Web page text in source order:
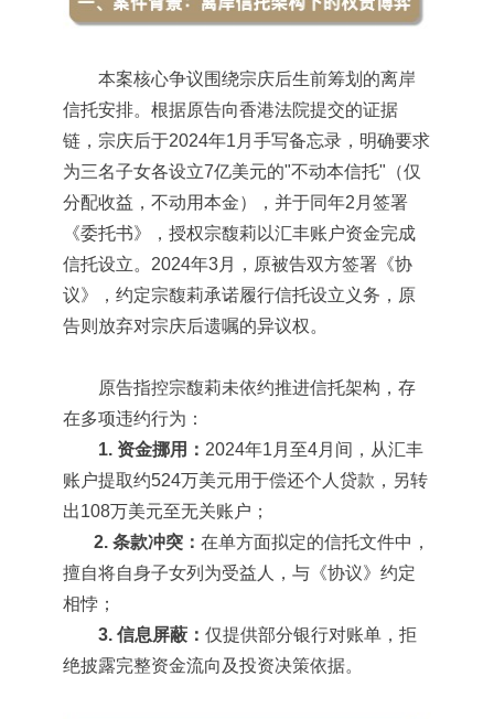
本案核心争议围绕宗庆后生前筹划的离岸
信托安排。根据原告向香港法院提交的证据
链，宗庆后于2024年1月手写备忘录，明确要求
为三名子女各设立7亿美元的"不动本信托"（仅
分配收益，不动用本金），并于同年2月签署
《委托书》，授权宗馥莉以汇丰账户资金完成
信托设立。2024年3月，原被告双方签署《协
议》，约定宗馥莉承诺履行信托设立义务，原
告则放弃对宗庆后遗嘱的异议权。
原告指控宗馥莉未依约推进信托架构，存
在多项违约行为：
1. 资金挪用： 2024年1月至4月间，从汇丰
账户提取约524万美元用于偿还个人贷款，另转
出108万美元至无关账户；
2. 条款冲突： 在单方面拟定的信托文件中，
擅自将自身子女列为受益人，与《协议》约定
相悖；
3. 信息屏蔽： 仅提供部分银行对账单，拒
绝披露完整资金流向及投资决策依据。